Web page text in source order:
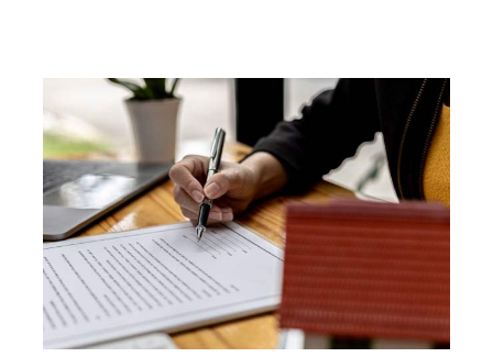
Guía
clara
para
entender
su
importancia
y
beneficios